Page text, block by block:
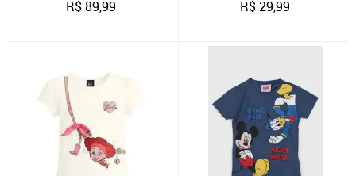
R$89,99 R$29,99